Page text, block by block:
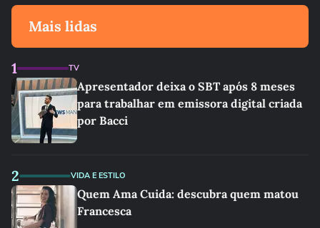
Mais lidas
1 TV
Apresentador deixa o SBT após 8 meses
para trabalhar em emissora digital criada
por Bacci
2 VIDA E ESTILO
Quem Ama Cuida: descubra quem matou
Francesca